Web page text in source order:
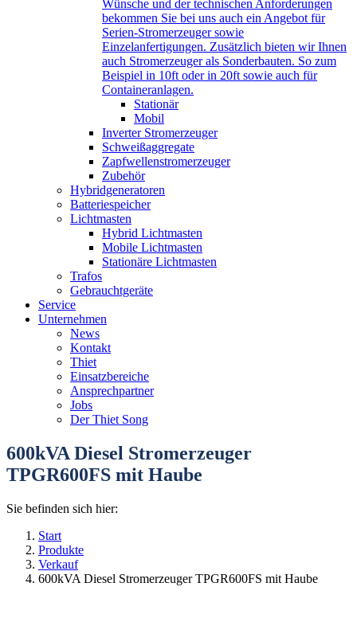
Wünsche und der technischen Anforderungen
bekommen Sie bei uns auch ein Angebot für
Serien-Stromerzeuger sowie
Einzelanfertigungen. Zusätzlich bieten wir Ihnen
auch Stromerzeuger als Sonderbauten. So zum
Beispiel in 10ft oder in 20ft sowie auch für
Containeranlagen.
Stationär
Mobil
Inverter Stromerzeuger
Schweißaggregate
Zapfwellenstromerzeuger
Zubehör
Hybridgeneratoren
Batteriespeicher
Lichtmasten
Hybrid Lichtmasten
Mobile Lichtmasten
Stationäre Lichtmasten
Trafos
Gebrauchtgeräte
Service
Unternehmen
News
Kontakt
Thiet
Einsatzbereiche
Ansprechpartner
Jobs
Der Thiet Song
600kVA Diesel Stromerzeuger
TPGR600FS mit Haube
Sie befinden sich hier:
Start
Produkte
Verkauf
600kVA Diesel Stromerzeuger TPGR600FS mit Haube